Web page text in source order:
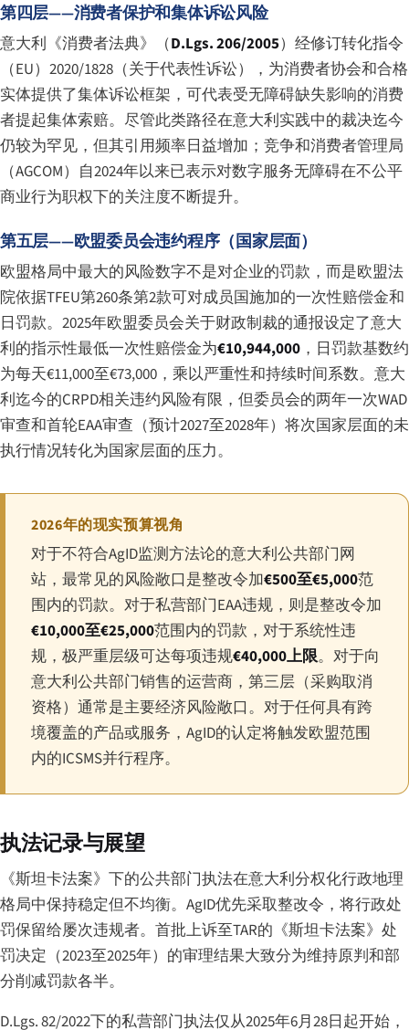
第四层——消费者保护和集体诉讼风险
意大利《消费者法典》（D.Lgs. 206/2005）经修订转化指令
（EU）2020/1828（关于代表性诉讼），为消费者协会和合格
实体提供了集体诉讼框架，可代表受无障碍缺失影响的消费
者提起集体索赔。尽管此类路径在意大利实践中的裁决迄今
仍较为罕见，但其引用频率日益增加；竞争和消费者管理局
（AGCOM）自2024年以来已表示对数字服务无障碍在不公平
商业行为职权下的关注度不断提升。
第五层——欧盟委员会违约程序（国家层面）
欧盟格局中最大的风险数字不是对企业的罚款，而是欧盟法
院依据TFEU第260条第2款可对成员国施加的一次性赔偿金和
日罚款。2025年欧盟委员会关于财政制裁的通报设定了意大
利的指示性最低一次性赔偿金为€10,944,000 ，日罚款基数约
为每天€11,000至€73,000，乘以严重性和持续时间系数。意大
利迄今的CRPD相关违约风险有限，但委员会的两年一次WAD
审查和首轮EAA审查（预计2027至2028年）将次国家层面的未
执行情况转化为国家层面的压力。
2026年的现实预算视角
对于不符合AgID监测方法论的意大利公共部门网
站，最常见的风险敞口是整改令加€500至€5,000范
围内的罚款。对于私营部门EAA违规，则是整改令加
€10,000至€25,000范围内的罚款，对于系统性违
规，极严重层级可达每项违规€40,000上限。对于向
意大利公共部门销售的运营商，第三层（采购取消
资格）通常是主要经济风险敞口。对于任何具有跨
境覆盖的产品或服务，AgID的认定将触发欧盟范围
内的ICSMS并行程序。
执法记录与展望
《斯坦卡法案》下的公共部门执法在意大利分权化行政地理
格局中保持稳定但不均衡。AgID优先采取整改令，将行政处
罚保留给屡次违规者。首批上诉至TAR的《斯坦卡法案》处
罚决定（2023至2025年）的审理结果大致分为维持原判和部
分削减罚款各半。
D.Lgs. 82/2022下的私营部门执法仅从2025年6月28日起开始，